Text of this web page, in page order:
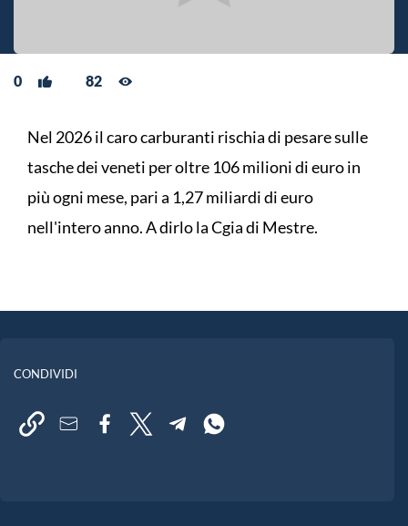
0 82
Nel 2026 il caro carburanti rischia di pesare sulle
tasche dei veneti per oltre 106 milioni di euro in
più ogni mese, pari a 1,27 miliardi di euro
nell'intero anno. A dirlo la Cgia di Mestre.
CONDIVIDI